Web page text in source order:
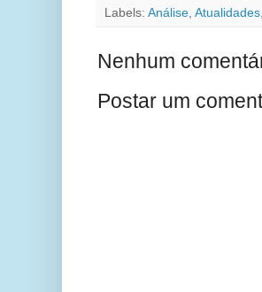
Labels: Análise Atualidades
Nenhum
Postar um